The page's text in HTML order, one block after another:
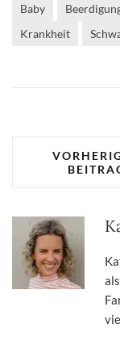
Baby
Krankheit